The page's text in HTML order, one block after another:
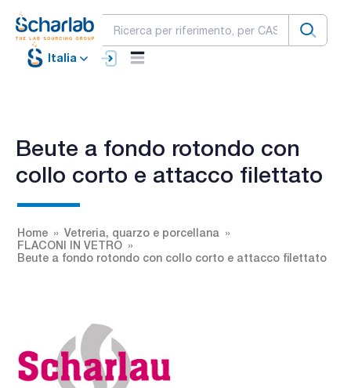
Italia
Beute a fondo rotondo con
collo corto e attacco filettato
Home
Vetreria, quarzo e porcellana
FLACONI IN VETRO
Beute a fondo rotondo con collo corto e attacco filettato